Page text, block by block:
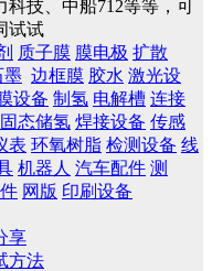
科技、中船712等等，可
试试
质子膜 膜电极 扩散
墨 边框膜 胶水 激光设
设备 制氢 电解槽 连接
固态储氢 焊接设备 传感
表 环氧树脂 检测设备 线
机器人 汽车配件 测
网版 印刷设备
享
方法